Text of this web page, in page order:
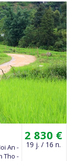
2 830 €
19 j. / 16 n.
An -
Tho -